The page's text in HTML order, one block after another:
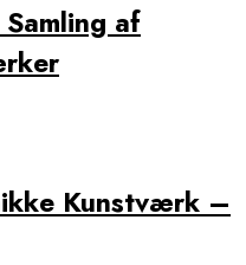
af
Kunstværk –